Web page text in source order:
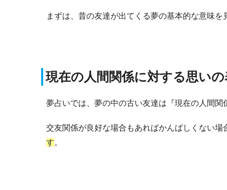
まずは、昔の友達が出てくる夢の基本的な意味を
現在の人間関係に対する思い
夢占いでは、夢の中の古い友達は『現在の人間関
交友関係が良好な場合もあればかんばしくない場
す。